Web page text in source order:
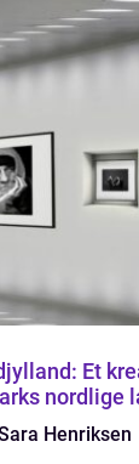
Et
nordlige
Henriksen